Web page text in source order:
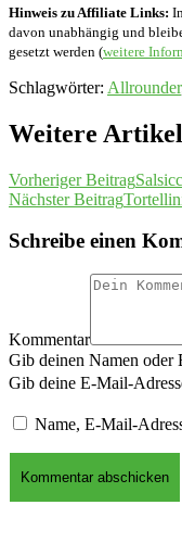
Hinweis zu Affiliate Links:
davon unabhängig und
gesetzt werden (weitere
Schlagwörter: Allrounder
Weitere Artikel
Vorheriger Beitrag
Nächster Beitrag
Schreibe einen
Kommentar
Gib deinen Namen oder
Gib deine E-Mail-
Name, E-Mail-